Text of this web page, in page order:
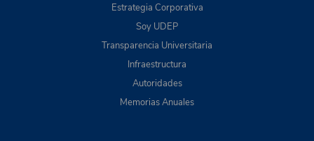
Estrategia Corporativa
Soy UDEP
Transparencia Universitaria
Infraestructura
Autoridades
Memorias Anuales